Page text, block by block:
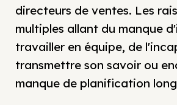
directeurs de ventes. Les
multiples allant du manque
travailler en équipe, de
transmettre son savoir ou
manque de planification